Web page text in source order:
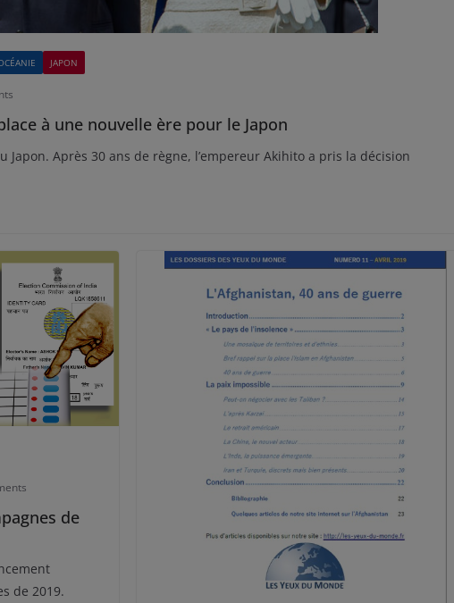
JAPON
à une nouvelle ère pour le Japon
Japon. Après 30 ans de règne, l’empereur Akihito a pris la décision
de
de 2019.